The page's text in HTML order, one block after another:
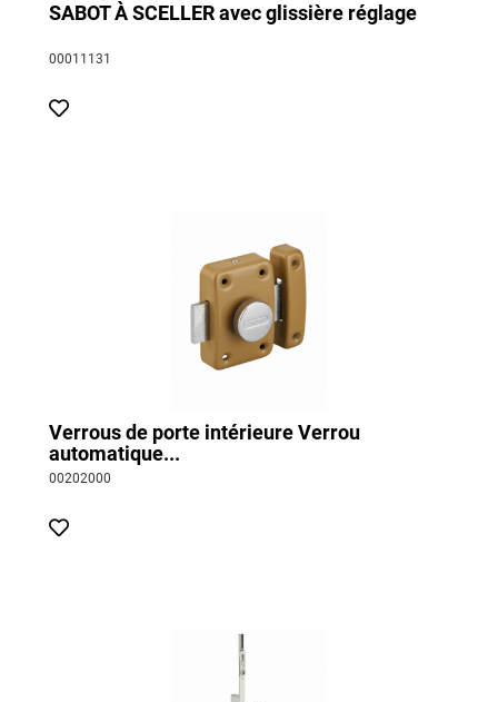
SABOT À SCELLER avec glissière réglage
00011131
Verrous de porte intérieure Verrou
automatique...
00202000